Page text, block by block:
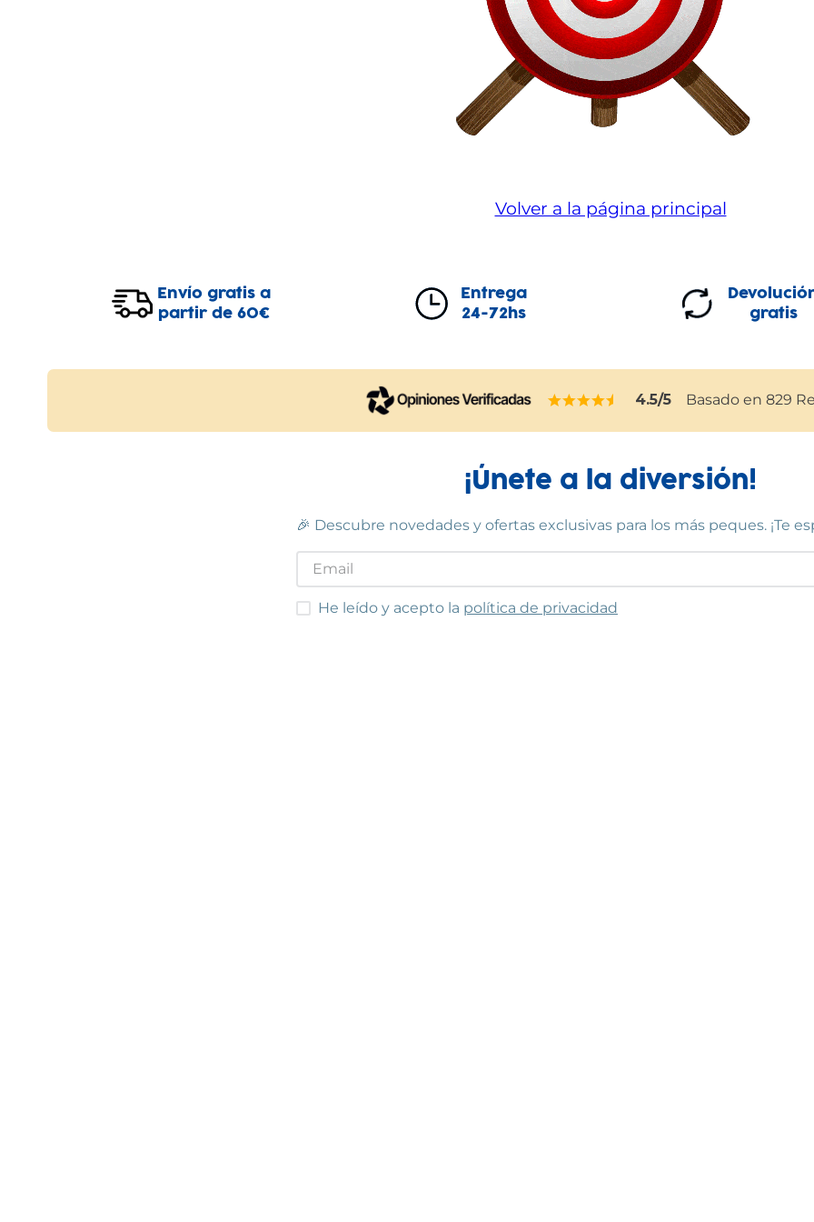
Volver a la página principal
Envío gratis a
partir de 60€
Entrega
24-72hs
gratis
4.5/5 Basado en 829
¡Únete a la diversión!
🎉 Descubre novedades y ofertas exclusivas para los más peques. ¡Te
He leído y acepto las condiciones
He leído y acepto la política de privacidad